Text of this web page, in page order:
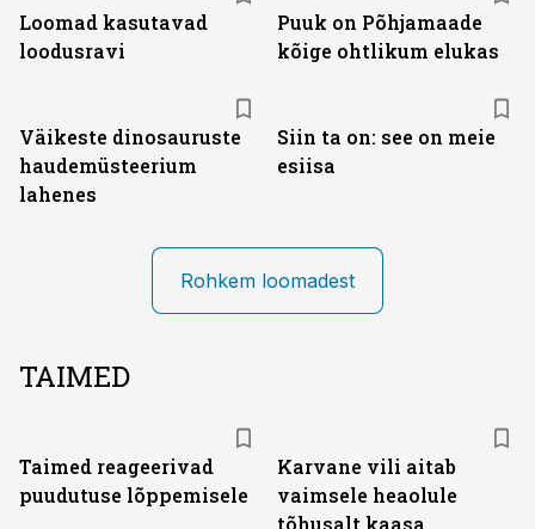
Loomad kasutavad
loodusravi
Puuk on Põhjamaade
kõige ohtlikum elukas
Väikeste dinosauruste
haudemüsteerium
lahenes
Siin ta on: see on meie
esiisa
Rohkem loomadest
TAIMED
Taimed reageerivad
puudutuse lõppemisele
Karvane vili aitab
vaimsele heaolule
tõhusalt kaasa